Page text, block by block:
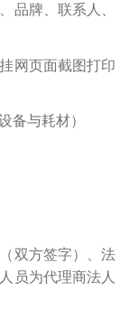
品牌、联系人、
网页面截图打印
备与耗材）
双方签字）、法
员为代理商法人